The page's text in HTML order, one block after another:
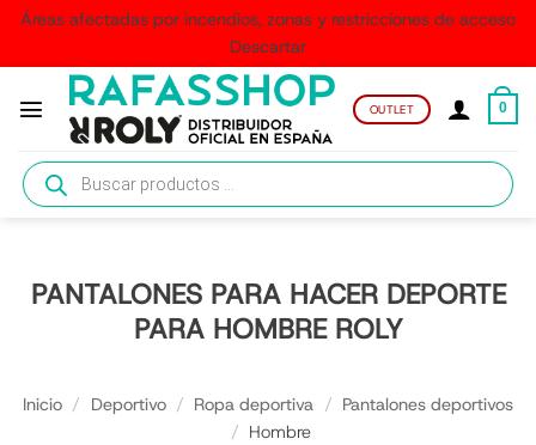
Áreas afectadas por incendios, zonas y restricciones de acceso
Descartar
contenido
OUTLET 0
Búsqueda
de
productos
PANTALONES PARA HACER DEPORTE
PARA HOMBRE ROLY
Inicio / Deportivo / Ropa deportiva / Pantalones deportivos
/ Hombre